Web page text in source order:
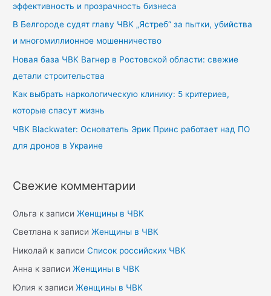
эффективность и прозрачность бизнеса
В Белгороде судят главу ЧВК „Ястреб“ за пытки, убийства
и многомиллионное мошенничество
Новая база ЧВК Вагнер в Ростовской области: свежие
детали строительства
Как выбрать наркологическую клинику: 5 критериев,
которые спасут жизнь
ЧВК Blackwater: Основатель Эрик Принс работает над ПО
для дронов в Украине
Свежие комментарии
Ольга к записиЖенщины в ЧВК
Светлана к записиЖенщины в ЧВК
Николай к записиСписок российских ЧВК
Анна к записиЖенщины в ЧВК
Юлия к записиЖенщины в ЧВК